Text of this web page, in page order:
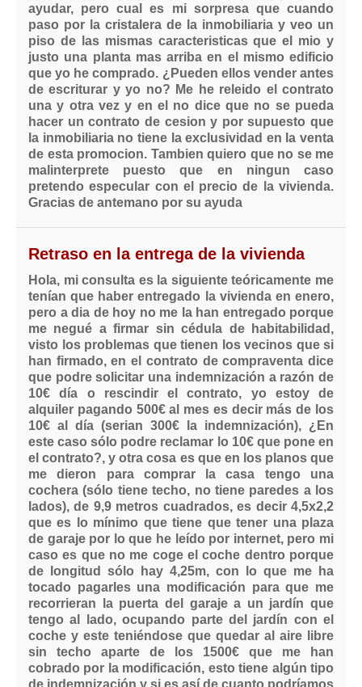
ayudar, pero cual es mi sorpresa que cuando
paso por la cristalera de la inmobiliaria y veo un
piso de las mismas caracteristicas que el mio y
justo una planta mas arriba en el mismo edificio
que yo he comprado. ¿Pueden ellos vender antes
de escriturar y yo no? Me he releido el contrato
una y otra vez y en el no dice que no se pueda
hacer un contrato de cesion y por supuesto que
la inmobiliaria no tiene la exclusividad en la venta
de esta promocion. Tambien quiero que no se me
malinterprete puesto que en ningun caso
pretendo especular con el precio de la vivienda.
Gracias de antemano por su ayuda
Retraso en la entrega de la vivienda
Hola, mi consulta es la siguiente teóricamente me
tenían que haber entregado la vivienda en enero,
pero a dia de hoy no me la han entregado porque
me negué a firmar sin cédula de habitabilidad,
visto los problemas que tienen los vecinos que si
han firmado, en el contrato de compraventa dice
que podre solicitar una indemnización a razón de
10€ día o rescindir el contrato, yo estoy de
alquiler pagando 500€ al mes es decir más de los
10€ al día (serian 300€ la indemnización), ¿En
este caso sólo podre reclamar lo 10€ que pone en
el contrato?, y otra cosa es que en los planos que
me dieron para comprar la casa tengo una
cochera (sólo tiene techo, no tiene paredes a los
lados), de 9,9 metros cuadrados, es decir 4,5x2,2
que es lo mínimo que tiene que tener una plaza
de garaje por lo que he leído por internet, pero mi
caso es que no me coge el coche dentro porque
de longitud sólo hay 4,25m, con lo que me ha
tocado pagarles una modificación para que me
recorrieran la puerta del garaje a un jardín que
tengo al lado, ocupando parte del jardín con el
coche y este teniéndose que quedar al aire libre
sin techo aparte de los 1500€ que me han
cobrado por la modificación, esto tiene algún tipo
de indemnización y si es así de cuanto podríamos